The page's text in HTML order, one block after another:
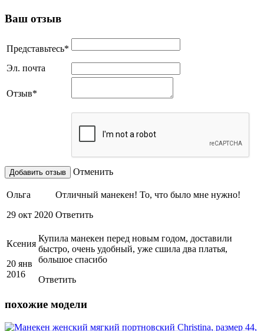
Ваш отзыв
Представьтесь*
Эл. почта
Отзыв*
Отменить
Ольга
29 окт 2020
Отличный манекен! То, что было мне нужно!
Ответить
Ксения
20 янв
2016
Купила манекен перед новым годом, доставили
быстро, очень удобный, уже сшила два платья,
большое спасибо
Ответить
похожие модели